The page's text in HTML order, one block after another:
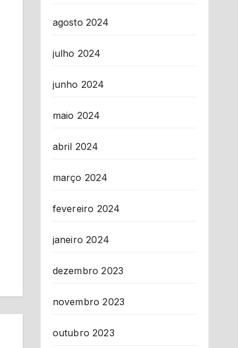
agosto 2024
julho 2024
junho 2024
maio 2024
abril 2024
março 2024
fevereiro 2024
janeiro 2024
dezembro 2023
novembro 2023
outubro 2023